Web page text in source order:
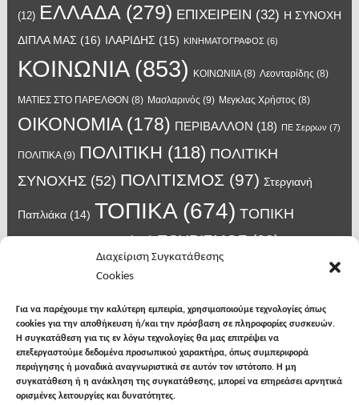
Διαχείριση Συγκατάθεσης
Cookies
Για να παρέχουμε την καλύτερη εμπειρία, χρησιμοποιούμε τεχνολογίες όπως
cookies για την αποθήκευση ή/και την πρόσβαση σε πληροφορίες συσκευών.
Η συγκατάθεση για τις εν λόγω τεχνολογίες θα μας επιτρέψει να
επεξεργαστούμε δεδομένα προσωπικού χαρακτήρα, όπως συμπεριφορά
περιήγησης ή μοναδικά αναγνωριστικά σε αυτόν τον ιστότοπο. Η μη
συγκατάθεση ή η ανάκληση της συγκατάθεσης, μπορεί να επηρεάσει αρνητικά
ορισμένες λειτουργίες και δυνατότητες.
(12) ΕΛΛΑΔΑ(279) ΕΠΙΧΕΙΡΕΙΝ (32) Η ΣΥΝΟΧΗ
ΔΙΠΛΑ ΜΑΣ (16) ΙΛΑΡΙΔΗΣ (15) ΚΙΝΗΜΑΤΟΓΡΑΦΟΣ (6)
ΚΟΙΝΩΝΙΑ(853) ΚΟΙΝΩΝΙΙΑ(8) Λεονταρίδης (8)
ΜΑΤΙΕΣ ΣΤΟ ΠΑΡΕΛΘΟΝ (8) Μασλαρινός (9) Μεγκλας Χρήστος (8)
ΟΙΚΟΝΟΜΙΑ(178) ΠΕΡΙΒΑΛΛΟΝ (18) ΠΕ Σερρων (7)
ΠΟΛΙΤΙΚΑ(9) ΠΟΛΙΤΙΚΗ (118) ΠΟΛΙΤΙΚΗ
ΣΥΝΟΧΗΣ(52) ΠΟΛΙΤΙΣΜΟΣ (97) Στεργιανή
Παπλιάκα(14) ΤΟΠΙΚΑ(674) ΤΟΠΙΚΗ
ΑΥΤΟΔΙΟΙΚΗΣΗ(45) ΤΟΥΡΙΣΜΟΣ(63)
(14) Χατζηβασιλειου
κρούσματα κορονοϊού(18) λαϊκή Νιγρίτας(13) νοσοκομείο Σερρών
σπυροπουλος(7) υγεια(148)